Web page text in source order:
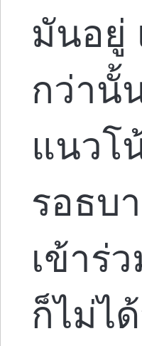
มันอยู่
กว่านั้
แนวโ
รอธบ
เข้าร่
ก็ไม่ไ